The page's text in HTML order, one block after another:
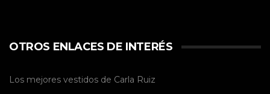
OTROS ENLACES DE INTERÉS
Los mejores vestidos de Carla Ruiz